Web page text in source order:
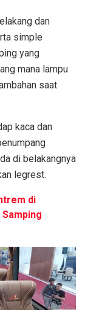
dan
simple
yang
mana lampu
saat
kaca dan
di belakangnya
legrest.
di